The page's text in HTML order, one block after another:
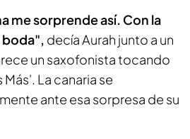
me sorprende así. Con la
boda", decía Aurah junto a un
un saxofonista tocando
Más'. La canaria se
ante esa sorpresa de su